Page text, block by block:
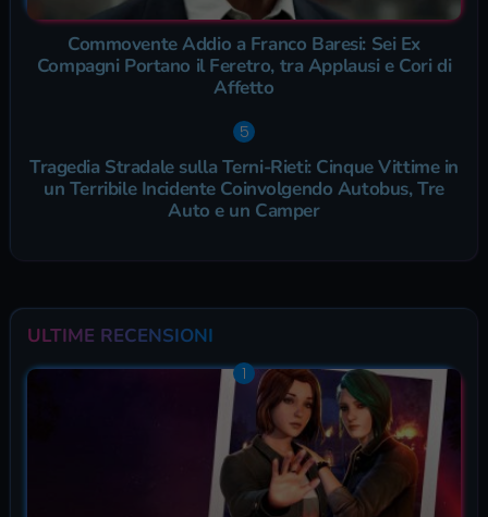
Commovente Addio a Franco Baresi: Sei Ex
Compagni Portano il Feretro, tra Applausi e Cori di
Affetto
Tragedia Stradale sulla Terni-Rieti: Cinque Vittime in
un Terribile Incidente Coinvolgendo Autobus, Tre
Auto e un Camper
ULTIME RECENSIONI